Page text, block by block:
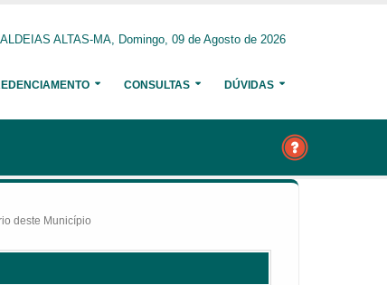
ALDEIAS ALTAS-MA, Domingo, 09 de Agosto de 2026
CONSULTAS DÚVIDAS
deste Município